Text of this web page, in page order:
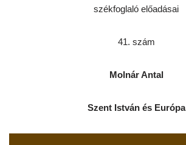
székfoglaló előadásai
41. szám
Molnár Antal
Szent István és Európa